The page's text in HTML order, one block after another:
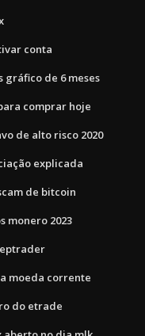
conta
gráfico de 6 meses
comprar hoje
de alto risco 2020
explicada
de bitcoin
monero 2023
moeda corrente
do etrade